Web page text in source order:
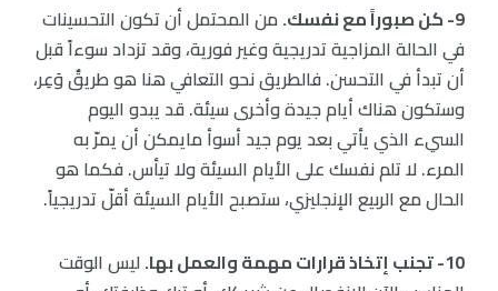
9- كن صبوراً مع نفسك.
من المحتمل أن تكون التحسينات
في الحالة المزاجية تدريجية وغير فورية، وقد تزداد سوءاً قبل
أن تبدأ في التحسن. فالطريق نحو التعافي هنا هو طريقٌ وَعِر،
وستكون هناك أيام جيدة وأخرى سيئة. قد يبدو اليوم
السيء الذي يأتي بعد يوم جيد أسوأ مايمكن أن يمرّ به
المرء. لا تلم نفسك على الأيام السيئة ولا تيأس. فكما هو
الحال مع الربيع الإنجليزي، ستصبح الأيام السيئة أقلّ تدريجياً.
10- تجنب إتخاذ قرارات مهمة والعمل بها.
ليس الوقت